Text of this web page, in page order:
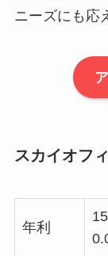
ニーズにも応
スカイオフ
年利